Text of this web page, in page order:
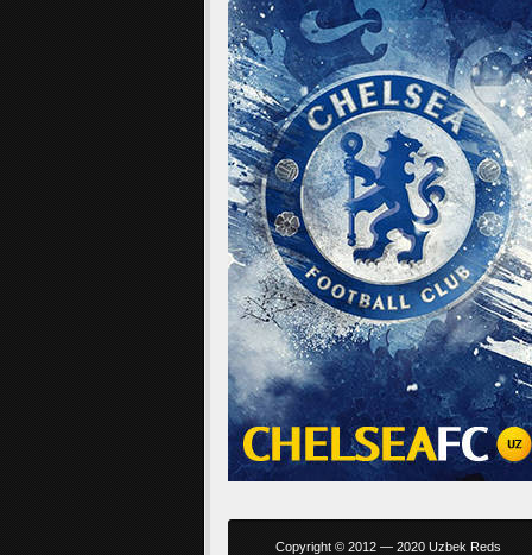
Copyright © 2012 — 2020 Uzbek Reds